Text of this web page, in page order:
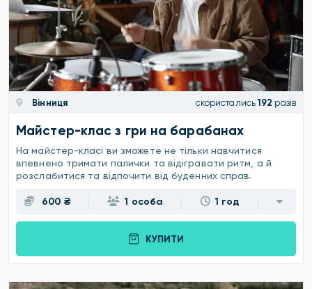
Вінниця скористались 192 разів
Майстер-клас з гри на барабанах
На майстер-класі ви зможете не тільки навчитися
впевнено тримати палички та відігравати ритм, а й
розслабитися та відпочити від буденних справ.
600 ₴ 1 особа 1 год
КУПИТИ